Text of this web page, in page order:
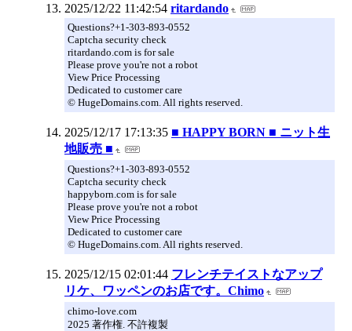
2025/12/22 11:42:54 ritardando
Questions?+1-303-893-0552
Captcha security check
ritardando.com is for sale
Please prove you're not a robot
View Price Processing
Dedicated to customer care
© HugeDomains.com. All rights reserved.
2025/12/17 17:13:35 ■ HAPPY BORN ■ ニット生
地販売 ■
Questions?+1-303-893-0552
Captcha security check
happyborn.com is for sale
Please prove you're not a robot
View Price Processing
Dedicated to customer care
© HugeDomains.com. All rights reserved.
2025/12/15 02:01:44 フレンチテイストなアップ
リケ、ワッペンのお店です。Chimo
chimo-love.com
2025 著作権. 不許複製